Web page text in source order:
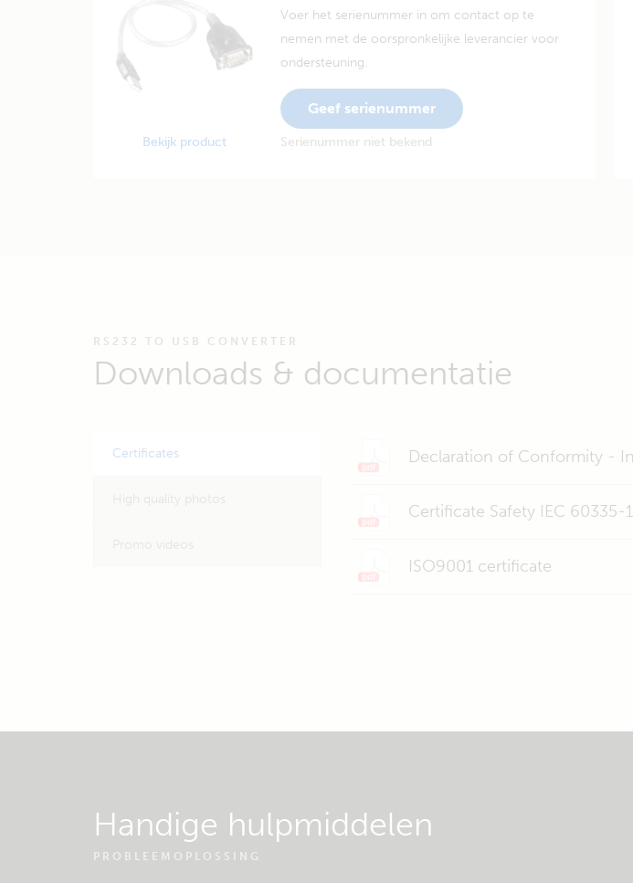
Bekijk product
Voer het serienummer in om contact op te
nemen met de oorspronkelijke leverancier voor
ondersteuning.
Geef serienummer
Serienummer niet bekend
RS232 TO USB CONVERTER
Downloads & documentatie
Certificates Declaration of Conformity -
Certificate Safety IEC 60335-
ISO9001 certificate
Handige hulpmiddelen
PROBLEEMOPLOSSING